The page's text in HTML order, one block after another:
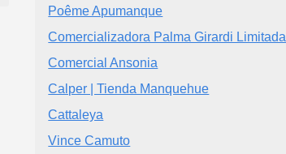
Poême Apumanque
Comercializadora Palma Girardi Limitada
Comercial Ansonia
Calper | Tienda Manquehue
Cattaleya
Vince Camuto